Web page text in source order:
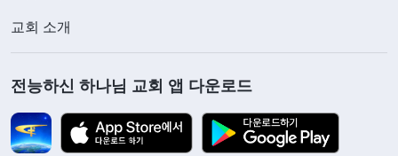
교회 소개
전능하신 하나님 교회 앱 다운로드